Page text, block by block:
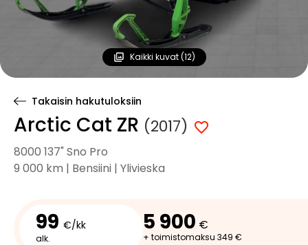
Kaikki kuvat (12)
Takaisin hakutuloksiin
Arctic Cat ZR (2017)
8000 137" Sno Pro
9 000 km | Bensiini | Ylivieska
99 €/kk
alk.
5 900 €
+ toimistomaksu 349 €